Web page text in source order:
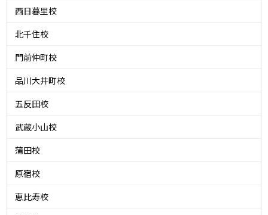
西日暮里校
北千住校
門前仲町校
品川大井町校
五反田校
武蔵小山校
蒲田校
原宿校
恵比寿校